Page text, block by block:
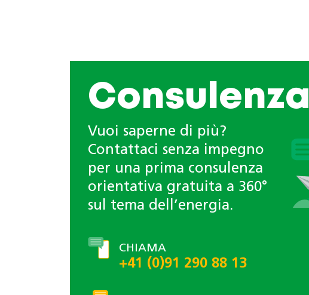
Consulenza
Vuoi saperne di più?
Contattaci senza impegno
per una prima consulenza
orientativa gratuita a 360°
sul tema dell’energia.
CHIAMA
+41 (0)91 290 88 13